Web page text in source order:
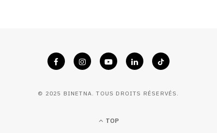
© 2025 BINETNA. TOUS DROITS RÉSERVÉS.
TOP